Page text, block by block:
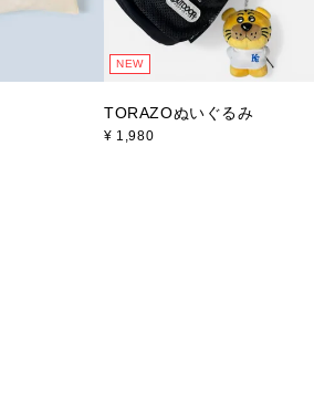
NEW
TORAZOぬいぐるみ
¥ 1,980